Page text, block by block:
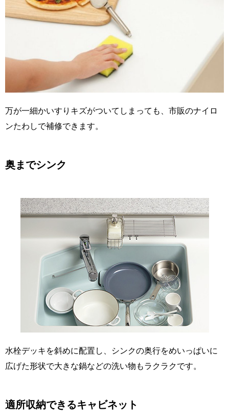
万が一細かいすりキズがついてしまっても、市販のナイロ
ンたわしで補修できます。
奥までシンク
水栓デッキを斜めに配置し、シンクの奥行をめいっぱいに
広げた形状で大きな鍋などの洗い物もラクラクです。
適所収納できるキャビネット